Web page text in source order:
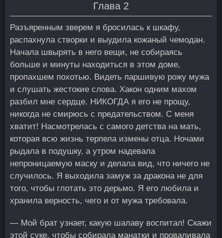
Глава 2
Разъяренным зверем я бросилась к шкафу,
распахнула створки и выудила кожаный чемодан.
Начала швырять в него вещи, не собираясь
больше и минуты находиться в этом доме,
пропахшем похотью. Видеть паршивую рожу мужа
и слушать жестокие слова. Хакон одним махом
разбил мне сердце. НИКОГДА я его не прощу,
никогда не смирюсь с предательством. С меня
хватит! Насмотрелась с самого детства на мать,
которая всю жизнь терпела измены отца. Ночами
рыдала в подушку, а утром надевала
непроницаемую маску и делала вид, что ничего не
случилось. Я выходила замуж за дракона не для
того, чтобы глотать это дерьмо. Я его любила и
хранила верность, чего и от мужа требовала.
— Мой брат узнает, какую шалаву воспитал! Скажи
этой суке, чтобы собирала манатки и проваливала